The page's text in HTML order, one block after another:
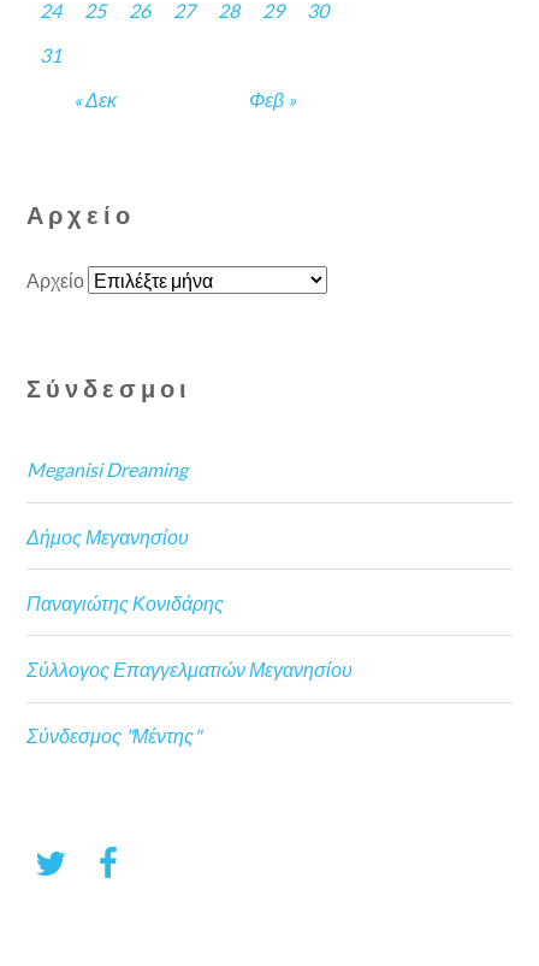
« Δεκ Φεβ »
24
25 26 27 28 29
30
31
Αρχείο
Αρχείο
Σύνδεσμοι
Meganisi Dreaming
Δήμος Μεγανησίου
Παναγιώτης Κονιδάρης
Σύλλογος Επαγγελματιών Μεγανησίου
Σύνδεσμος "Μέντης"